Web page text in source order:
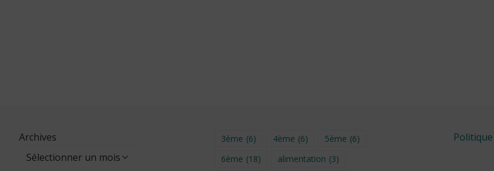
Archives 3ème (6) 4ème (6) 5ème (6)
6ème (18) alimentation (3)